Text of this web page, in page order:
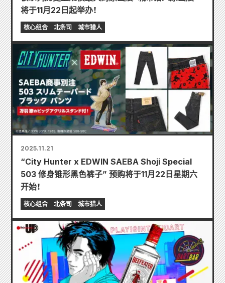
将于11月22日起举办！
核心组合 北条司 城市猎人
2025.11.21
“City Hunter x EDWIN SAEBA Shoji Special
503 修身锥形黑色裤子” 预购将于11月22日星期六
开始！
核心组合 北条司 城市猎人